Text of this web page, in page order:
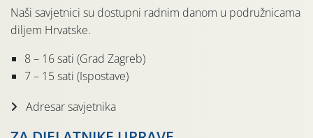
Naši savjetnici su dostupni radnim danom u podružnicama
diljem Hrvatske.
8 – 16 sati (Grad Zagreb)
7 – 15 sati (Ispostave)
Adresar savjetnika